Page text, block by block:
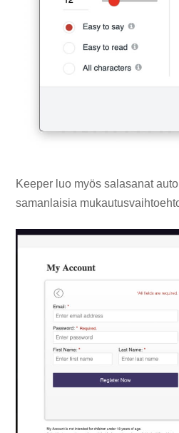
Keeper luo myös salasanat
samanlaisia